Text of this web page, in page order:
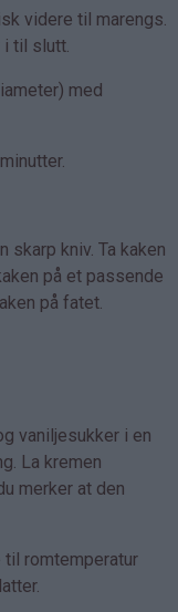
videre til marengs.
i til slutt.
med
skarp kniv. Ta kaken
på et passende
på fatet.
vaniljesukker i en
La kremen
merker at den
til romtemperatur